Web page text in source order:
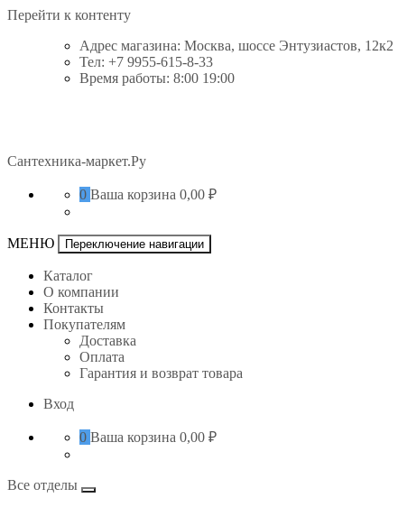
Перейти к контенту
Адрес магазина: Москва, шоссе Энтузиастов, 12к2
Тел: +7 9955-615-8-33
Время работы: 8:00 19:00
Сантехника-маркет.Ру
0 Ваша корзина 0,00 ₽
МЕНЮ Переключение навигации
Каталог
О компании
Контакты
Покупателям
Доставка
Оплата
Гарантия и возврат товара
Вход
0 Ваша корзина 0,00 ₽
Все отделы